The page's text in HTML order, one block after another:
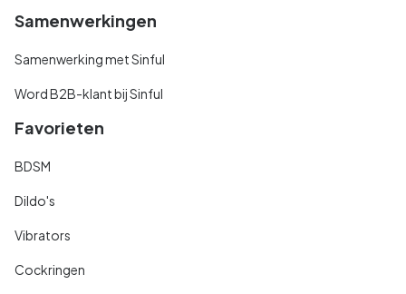
Samenwerkingen
Samenwerking met Sinful
Word B2B-klant bij Sinful
Favorieten
BDSM
Dildo's
Vibrators
Cockringen